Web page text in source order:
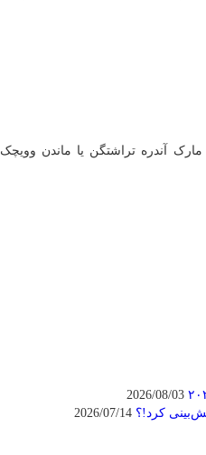
مارک آندره تراشتگن یا ماندن وویچک
کرد!؟